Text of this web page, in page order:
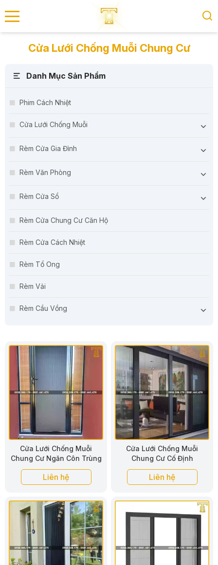
menu
Cửa Lưới Chống Muỗi Chung Cư
Danh Mục Sản Phẩm
Phim Cách Nhiệt
Cửa Lưới Chống Muỗi
Rèm Cửa Gia Đình
Rèm Văn Phòng
Rèm Cửa Sổ
Rèm Cửa Chung Cư Căn Hộ
Rèm Cửa Cách Nhiệt
Rèm Tổ Ong
Rèm Vải
Rèm Cầu Vồng
Cửa Lưới Chống Muỗi
Chung Cư Ngăn Côn Trùng
Liên hệ
Cửa Lưới Chống Muỗi
Chung Cư Cố Định
Liên hệ